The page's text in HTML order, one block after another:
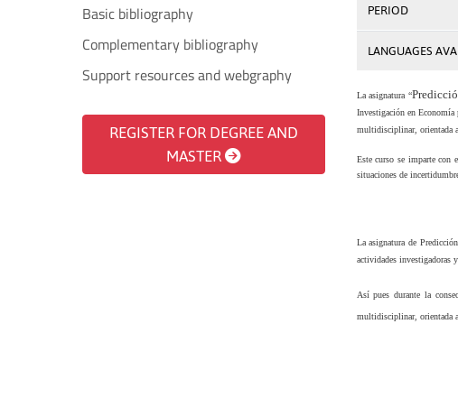
Basic bibliography
Complementary bibliography
Support resources and webgraphy
REGISTER FOR DEGREE AND
MASTER
PERIOD
LANGUAGES
La asignatura “
Investigación en
multidisciplinar, orientada
Este curso se imparte con
situaciones de
La asignatura de
actividades investigadoras
Así pues durante la
multidisciplinar, orientada a